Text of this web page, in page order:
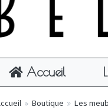
Accueil
» Boutique » Les